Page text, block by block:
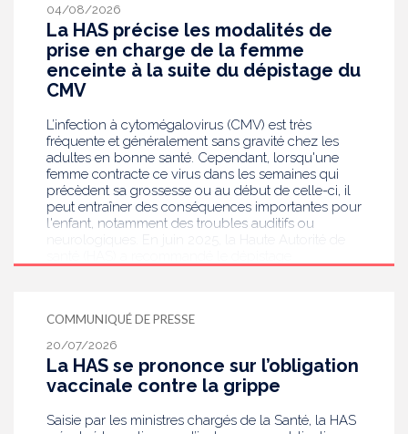
04/08/2026
La HAS précise les modalités de
prise en charge de la femme
enceinte à la suite du dépistage du
CMV
L’infection à cytomégalovirus (CMV) est très
fréquente et généralement sans gravité chez les
adultes en bonne santé. Cependant, lorsqu'une
femme contracte ce virus dans les semaines qui
précèdent sa grossesse ou au début de celle-ci, il
peut entraîner des conséquences importantes pour
l'enfant, notamment des troubles auditifs ou
publie aujourd’hui des recommandations de
bonnes pratiques pour guider les professionnels
de santé dans la prise en charge des femmes
enceintes à la suite de ce dépistage. Objectif :
réduire les risques de transmission au futur bébé.
COMMUNIQUÉ DE PRESSE
20/07/2026
La HAS se prononce sur l’obligation
vaccinale contre la grippe
Saisie par les ministres chargés de la Santé, la HAS